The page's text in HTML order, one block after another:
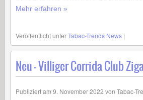
Mehr erfahren »
Veröffentlicht unterTabac-Trends News |
Neu – Villiger Corrida Club
Publiziert am 9. November 2022 von Tabac-